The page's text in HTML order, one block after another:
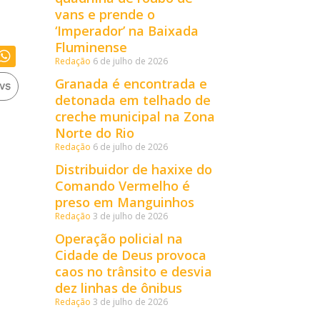
vans e prende o
‘Imperador’ na Baixada
Fluminense
Redação 6 de julho de 2026
Granada é encontrada e
detonada em telhado de
creche municipal na Zona
Norte do Rio
Redação 6 de julho de 2026
Distribuidor de haxixe do
Comando Vermelho é
preso em Manguinhos
Redação 3 de julho de 2026
Operação policial na
Cidade de Deus provoca
caos no trânsito e desvia
dez linhas de ônibus
Redação 3 de julho de 2026